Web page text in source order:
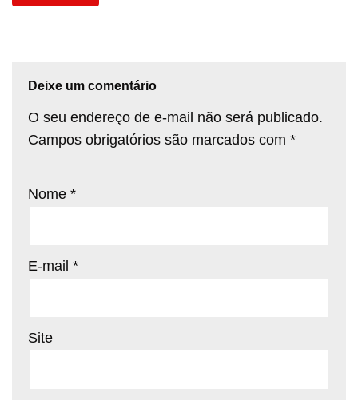
Deixe um comentário
O seu endereço de e-mail não será publicado.
Campos obrigatórios são marcados com *
Nome *
E-mail *
Site